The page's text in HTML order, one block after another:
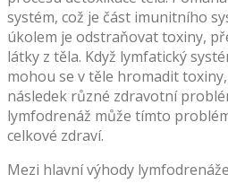
systém, což je část imunitního
úkolem je odstraňovat toxiny,
látky z těla. Když lymfatický
mohou se v těle hromadit
následek různé zdravotní
lymfodrenáž může tímto
celkové zdraví.
Mezi hlavní výhody